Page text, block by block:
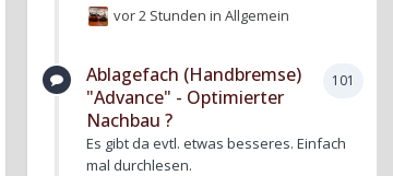
vor 2 Stunden inAllgemein
101
Ablagefach (Handbremse)
"Advance" - Optimierter
Nachbau ?
Es gibt da evtl. etwas besseres. Einfach
mal durchlesen.